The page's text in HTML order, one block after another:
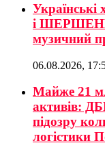
Українські
і ШЕРШЕНЬ
музичний
06.08.2026,
Майже 21
активів:
підозру
логістики